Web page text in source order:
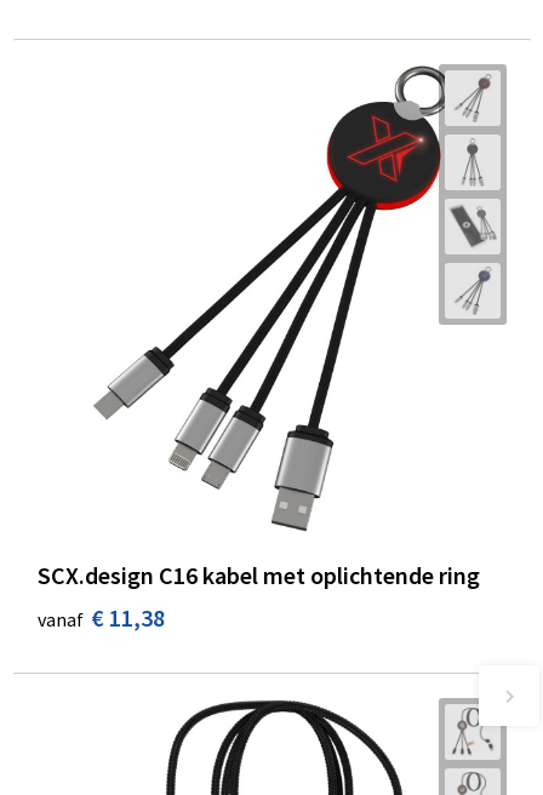
SCX.design C16 kabel met oplichtende ring
vanaf € 11,38